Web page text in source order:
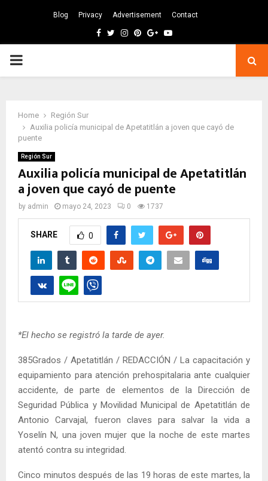
Blog Privacy Advertisement Contact
Facebook
TwitterInstagram
Pinterest
GoogleYoutube
PRIMARY
Home
Región Sur
Auxilia policía municipal de Apetatitlán a joven que cayó de
puente
Región Sur
Auxilia policía municipal de Apetatitlán
a joven que cayó de puente
by admin mayo 24, 2023 0 1737
SHARE 0
*El hecho se registró la tarde de ayer.
385Grados / Apetatitlán / REDACCIÓN / La capacitación y
equipamiento para atención prehospitalaria ante cualquier
accidente, de parte de elementos de la Dirección de
Seguridad Pública y Movilidad Municipal de Apetatitlán de
Antonio Carvajal, fueron claves para salvar la vida a
Yoselín N, una joven mujer que la noche de este martes
atentó contra su integridad.
Cinco minutos después de las 19 horas de este martes, la